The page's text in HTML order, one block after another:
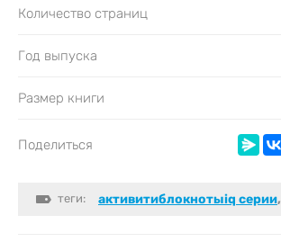
Количество страниц
Год выпуска
Размер книги
Поделиться
теги: активитиблокнотыiq серии,